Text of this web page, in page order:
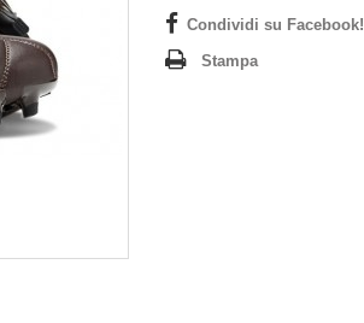
Condividi su Facebook!
Stampa